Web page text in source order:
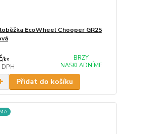
EcoWheel Chooper GR25
/ks
BRZY
NASKLADNÍME
Přidat do košíku